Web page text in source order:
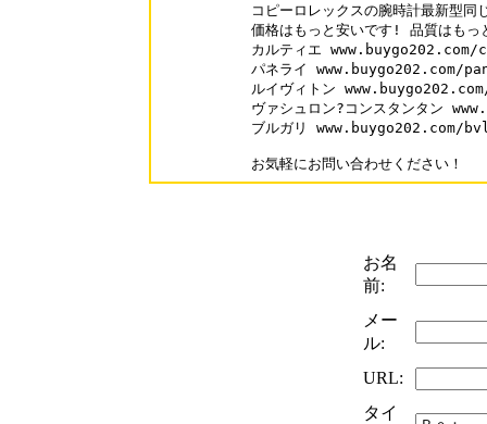
コピーロレックスの腕時計最新型同
価格はもっと安いです! 品質はもっ
カルティエ
パネライ www.buygo202.com/
ルイヴィトン
ヴァシュロン?コンスタンタン
ブルガリ www.buygo202.com/
お気軽にお問い合わせください！
お名
前:
メー
ル:
URL:
タイ